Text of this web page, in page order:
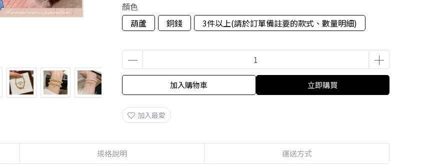
顏色
葫蘆
銅錢 3件以上(請於訂單備註要的款式、數量明細)
加入購物車 立即購買
加入最愛
規格說明 運送方式